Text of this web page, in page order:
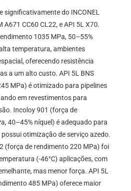
significativamente do INCONEL
A671 CC60 CL22, e API 5L X70.
1035 MPa, 50–55%
temperatura, ambientes
oferecendo resistência
a um alto custo. API 5L BNS
MPa) é otimizado para pipelines
em revestimentos para
Incoloy 901 (força de
40–45% níquel) é adequado para
otimização de serviço azedo.
(força de rendimento 220 MPa) foi
(-46°C) aplicações, com
mas menor força. API 5L
485 MPa) oferece maior